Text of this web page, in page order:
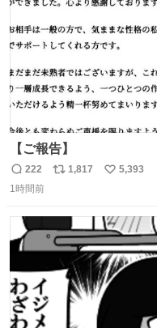
【ご報告】
返
信
222
リ
ト
数
1,817
い
数
5,393
1時間前